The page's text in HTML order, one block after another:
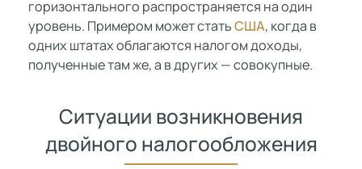
горизонтального распространяется на один
уровень. Примером может статьСША, когда в
одних штатах облагаются налогом доходы,
полученные там же, а в других — совокупные.
Ситуации возникновения
двойного налогообложения